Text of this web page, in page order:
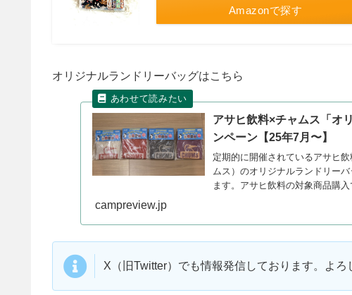
Amazonで探す
オリジナルランドリーバッグはこちら
アサヒ飲料×チャムス「オ
ンペーン【25年7月〜】
定期的に開催されているアサヒ
ムス）のオリジナルランドリー
ます。アサヒ飲料の対象商品購
campreview.jp
X（旧Twitter）でも情報発信しております。よろ